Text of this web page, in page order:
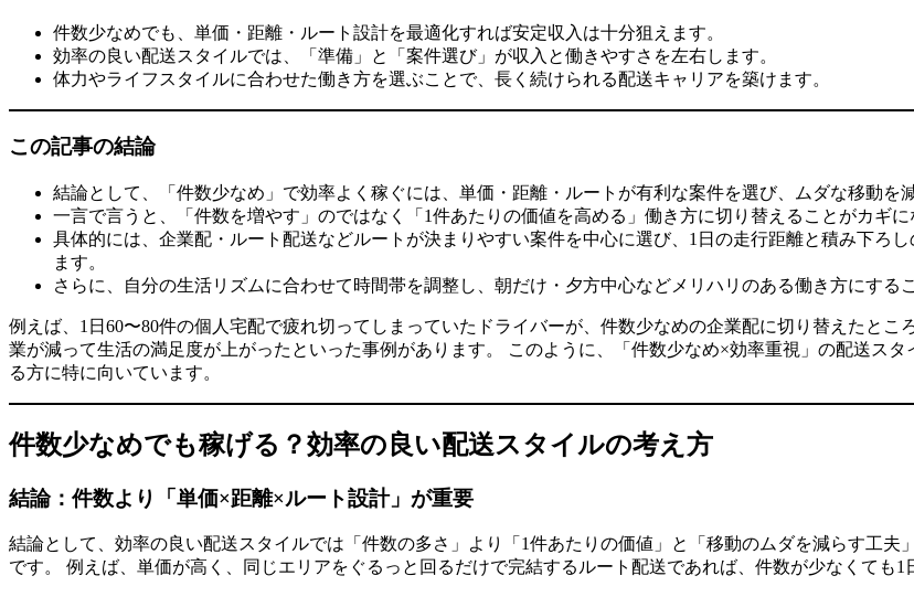
件数少なめでも、単価・距離・ルート設計を最適化すれば安定収入は十分狙えます。
効率の良い配送スタイルでは、「準備」と「案件選び」が収入と働きやすさを左右します。
体力やライフスタイルに合わせた働き方を選ぶことで、長く続けられる配送キャリアを築けます。
この記事の結論
結論として、「件数少なめ」で効率よく稼ぐには、単価・距離・ルートが有利な案件を選び、ムダな移動を
一言で言うと、「件数を増やす」のではなく「1件あたりの価値を高める」働き方に切り替えることがカギに
具体的には、企業配・ルート配送などルートが決まりやすい案件を中心に選び、1日の走行距離と積み下ろ
ます。
さらに、自分の生活リズムに合わせて時間帯を調整し、朝だけ・夕方中心などメリハリのある働き方にする
例えば、1日60〜80件の個人宅配で疲れ切ってしまっていたドライバーが、件数少なめの企業配に切り替えたと
業が減って生活の満足度が上がったといった事例があります。 このように、「件数少なめ×効率重視」の配送ス
る方に特に向いています。
件数少なめでも稼げる？効率の良い配送スタイルの考え方
結論：件数より「単価×距離×ルート設計」が重要
結論として、効率の良い配送スタイルでは「件数の多さ」より「1件あたりの価値」と「移動のムダを減らす工
です。 例えば、単価が高く、同じエリアをぐるっと回るだけで完結するルート配送であれば、件数が少なくても1